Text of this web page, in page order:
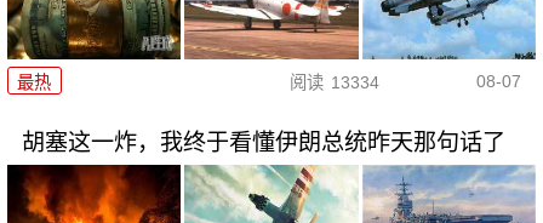
最热 阅读 13334 08-07
胡塞这一炸，我终于看懂伊朗总统昨天那句话了